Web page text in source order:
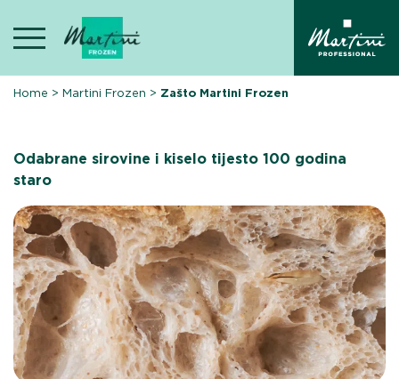
content
Home >Martini Frozen > Zašto Martini Frozen
Odabrane sirovine i kiselo tijesto 100 godina
staro